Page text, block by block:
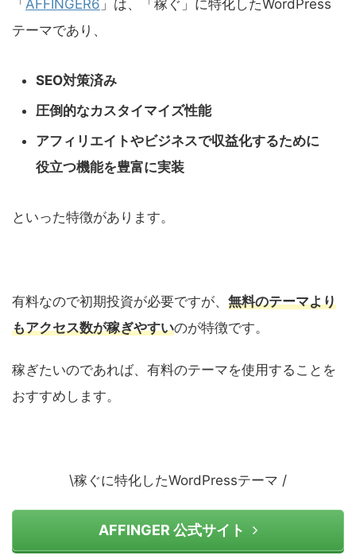
「AFFINGER6 」は、「稼ぐ」に特化したWordPress
テーマであり、
SEO対策済み
圧倒的なカスタイマイズ性能
アフィリエイトやビジネスで収益化するために
役立つ機能を豊富に実装
といった特徴があります。
有料なので初期投資が必要ですが、 無料のテーマより
もアクセス数が稼ぎやすいのが特徴です。
稼ぎたいのであれば、有料のテーマを使用することを
おすすめします。
\稼ぐに特化したWordPressテーマ /
AFFINGER 公式サイト